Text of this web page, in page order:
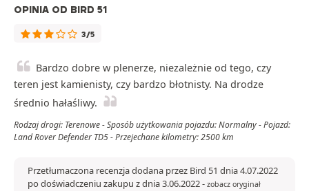
OPINIA OD BIRD 51
3/5
Bardzo dobre w plenerze, niezależnie od tego, czy
teren jest kamienisty, czy bardzo błotnisty. Na drodze
średnio hałaśliwy.
Rodzaj drogi: Terenowe - Sposób użytkowania pojazdu: Normalny - Pojazd:
Land Rover Defender TD5 - Przejechane kilometry: 2500 km
Przetłumaczona recenzja dodana przez Bird 51 dnia 4.07.2022
po doświadczeniu zakupu z dnia 3.06.2022- zobacz oryginał